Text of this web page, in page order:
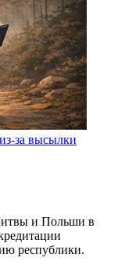
за высылки
и Польши в
республики.